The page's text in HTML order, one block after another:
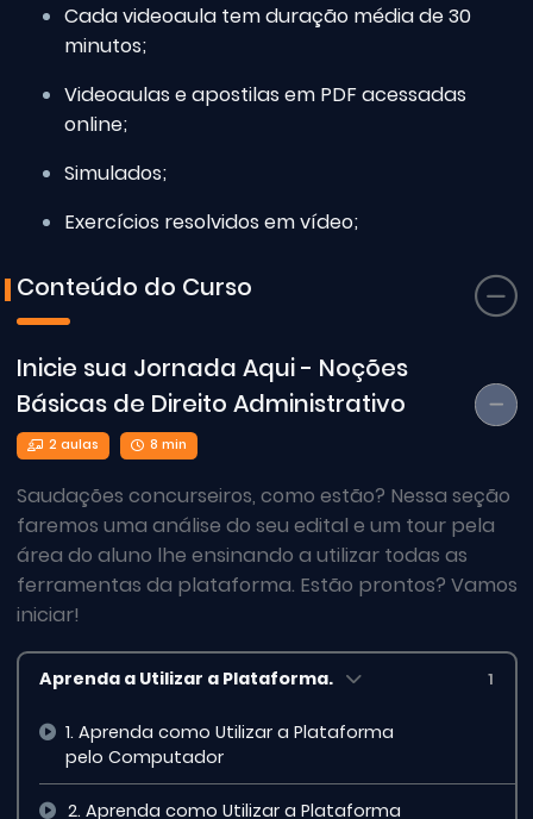
Cada videoaula tem duração média de 30
minutos;
Videoaulas e apostilas em PDF acessadas
online;
Simulados;
Exercícios resolvidos em vídeo;
Conteúdo do Curso
Inicie sua Jornada Aqui - Noções
Básicas de Direito Administrativo
2 aulas 8 min
Saudações concurseiros, como estão? Nessa seção
faremos uma análise do seu edital e um tour pela
área do aluno lhe ensinando a utilizar todas as
ferramentas da plataforma. Estão prontos? Vamos
iniciar!
Aprenda a Utilizar a Plataforma. 1
1. Aprenda como Utilizar a Plataforma
pelo Computador
2. Aprenda como Utilizar a Plataforma